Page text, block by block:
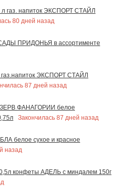
газ. напиток ЭКСПОРТ СТАЙЛ
80 дней назад
САДЫ ПРИДОНЬЯ в ассортименте
ЭКСПОРТ СТАЙЛ
87 дней назад
ФАНАГОРИИ белое
Закончилась 87 дней назад
белое сухое и красное
назад
конфеты АДЕЛЬ с миндалем 150г